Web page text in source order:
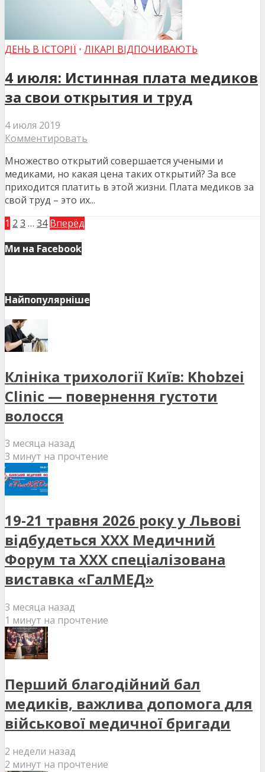
ДЕНЬ В ІСТОРІЇ • ЛІКАРІ ВІДПОЧИВАЮТЬ
4 июля: Истинная плата медиков
за свои открытия и труд
4 июля 2019
Комментировать
Множество открытий совершается учеными и
медиками, но какая цена таких открытий? За все
приходится платить в этой жизни. Плата медиков за
свой труд – это их...
1 2 3 … 34 Вперёд
Ми на Facebook
Найпопулярніше
Клініка трихології Київ: Khobzei
Clinic — повернення густоти
волосся
3 месяца назад
3 минут на прочтение
19-21 травня 2026 року у Львові
відбудеться XXX Медичний
Форум та XXX спеціалізована
виставка «ГалМЕД»
3 месяца назад
1 минут на прочтение
Перший благодійний бал
медиків, важлива допомога для
військової медичної бригади
2 недели назад
2 минут на прочтение